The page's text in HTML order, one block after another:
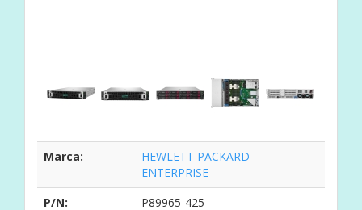
Marca:
HEWLETT PACKARD
ENTERPRISE
P/N:
P89965-425